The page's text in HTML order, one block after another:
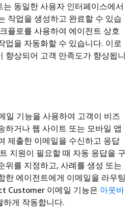
동일한 사용자 인터페이스에서
작업을 생성하고 완료할 수 있습
플로를 사용하여 에이전트 상호
업을 자동화할 수 있습니다. 이로
향상되어 고객 만족도가 향상됩니
일 기능을 사용하여 고객이 비즈
하거나 웹 사이트 또는 모바일 앱
제출한 이메일을 수신하고 응답
지원이 필요할 때 자동 응답을 구
위를 지정하고, 사례를 생성 또는
한 에이전트에게 이메일을 라우팅
Customer 이메일 기능은 아웃바
하게 작동합니다.